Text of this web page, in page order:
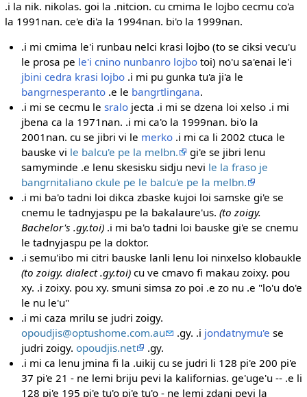
.i la nik. nikolas. goi la .nitcion. cu cmima le lojbo cecmu co'a
la 1991nan. ce'e di'a la 1994nan. bi'o la 1999nan.
.i mi cmima le'i runbau nelci krasi lojbo (to se ciksi vecu'u
le prosa pe le'i cnino nunbanro lojbo toi) no'u sa'enai le'i
jbini cedra krasi lojbo .i mi pu gunka tu'a ji'a le
bangrnesperanto .e le bangrtlingana.
.i mi se cecmu lesralo jecta .i mi se dzena loi xelso .i mi
jbena ca la 1971nan. .i mi ca'o la 1999nan. bi'o la
2001nan. cu se jibri vi le merko .i mi ca li 2002 ctuca le
bauske vi le balcu'e pe la melbn.
gi'e se jibri lenu
samyminde .e lenu skesisku sidju nevi le la fraso je
bangrnitaliano ckule pe le balcu'e pe la melbn.
.i mi ba'o tadni loi dikca zbaske kujoi loi samske gi'e se
cnemu le tadnyjaspu pe la bakalaure'us.(to zoigy.
Bachelor's .gy.toi) .i mi ba'o tadni loi bauske gi'e se cnemu
le tadnyjaspu pe la doktor.
.i semu'ibo mi citri bauske lanli lenu loi ninxelso klobaukle
(to zoigy. dialect .gy.toi) cu ve cmavo fi makau zoixy. pou
xy. .i zoixy. pou xy. smuni simsa zo poi .e zo nu .e "lo'u do'e
le nu le'u"
.i mi caza mrilu se judri zoigy.
opoudjis@optushome.com.au
.gy. .i jondatnymu'e se
judri zoigy.opoudjis.net
.gy.
.i mi ca lenu jmina fi la .uikij cu se judri li 128 pi'e 200 pi'e
37 pi'e 21 - ne lemi briju pevi la kalifornias. ge'uge'u -- .e li
128 pi'e 195 pi'e tu'o pi'e tu'o - ne lemi zdani pevi la